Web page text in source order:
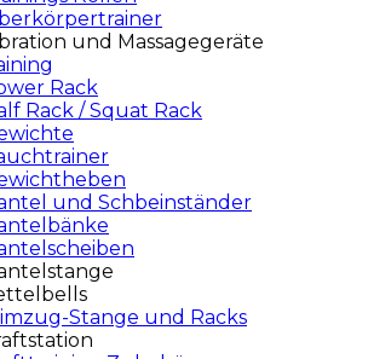
und Massagegeräte
Rack
Rack / Squat Rack
und Schbeinständer
Stange und Racks